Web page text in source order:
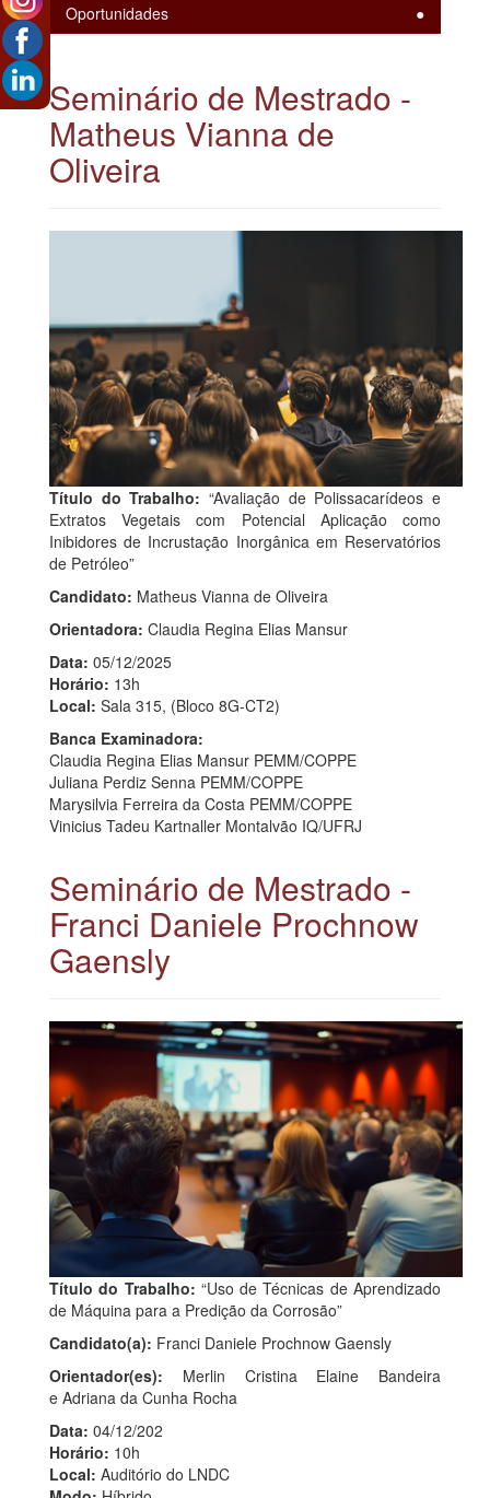
Oportunidades
Seminário de Mestrado -
Matheus Vianna de
Oliveira
Título do Trabalho: “Avaliação de Polissacarídeos e
Extratos Vegetais com Potencial Aplicação como
Inibidores de Incrustação Inorgânica em Reservatórios
de Petróleo”
Candidato: Matheus Vianna de Oliveira
Orientadora: Claudia Regina Elias Mansur
Data: 05/12/2025
Horário: 13h
Local: Sala 315, (Bloco 8G-CT2)
Banca Examinadora:
Claudia Regina Elias Mansur PEMM/COPPE
Juliana Perdiz Senna PEMM/COPPE
Marysilvia Ferreira da Costa PEMM/COPPE
Vinicius Tadeu Kartnaller Montalvão IQ/UFRJ
Seminário de Mestrado -
Franci Daniele Prochnow
Gaensly
Título do Trabalho: “Uso de Técnicas de Aprendizado
de Máquina para a Predição da Corrosão”
Candidato(a): Franci Daniele Prochnow Gaensly
Orientador(es): Merlin Cristina Elaine Bandeira
e Adriana da Cunha Rocha
Data: 04/12/202
Horário: 10h
Local: Auditório do LNDC